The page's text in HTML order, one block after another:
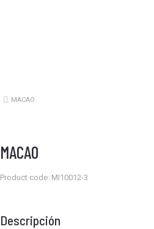
Estás aquí:
MACAO
MACAO
Product code: MI10012-3
Descripción